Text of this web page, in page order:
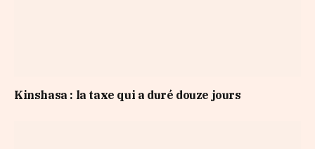
Kinshasa : la taxe qui a duré douze jours